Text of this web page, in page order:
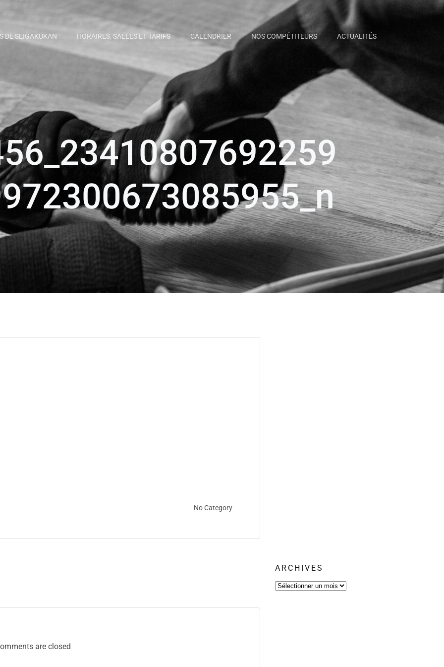
DE SEIGAKUKAN HORAIRES, SALLES ET TARIFS CALENDRIER NOS COMPÉTITEURS ACTUALITÉS
No Category
are closed
ARCHIVES
Archives